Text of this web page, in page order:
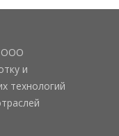
ООО
и
технологий